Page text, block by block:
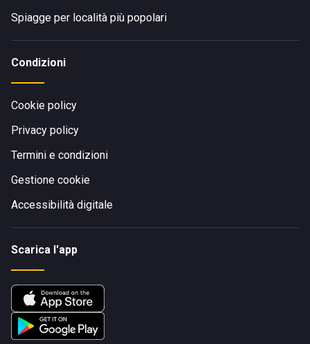
Spiagge per località più popolari
Condizioni
Cookie policy
Privacy policy
Termini e condizioni
Gestione cookie
Accessibilità digitale
Scarica l'app